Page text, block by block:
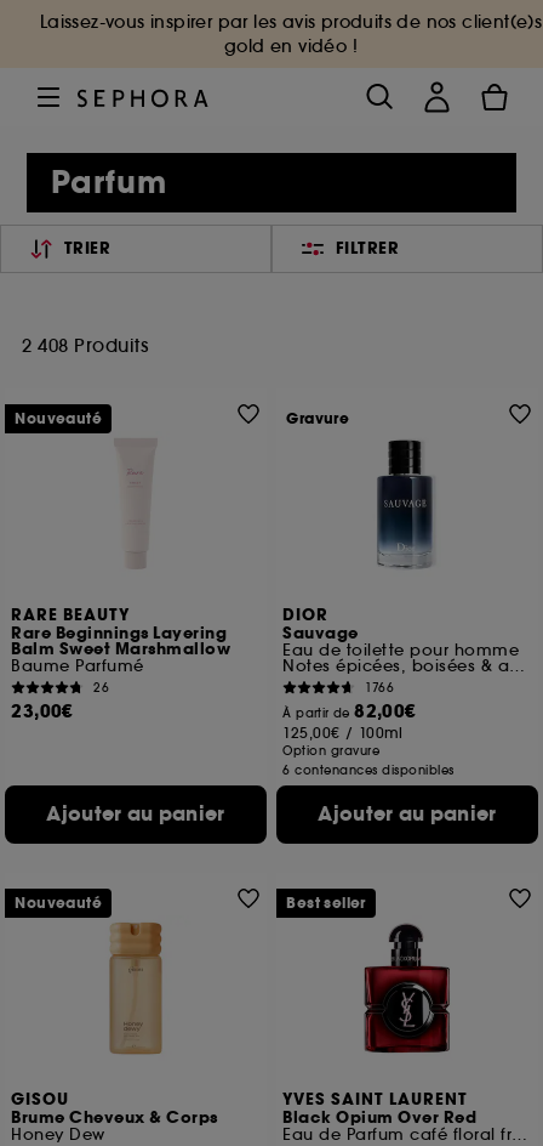
Laissez-vous inspirer par les avis produits de nos client(e)s
gold en vidéo !
Parfum
TRIER FILTRER
2 408 Produits
RARE BEAUTY
Rare Beginnings Layering
Balm Sweet Marshmallow
Baume Parfumé
26
23,00€
Ajouter au panier
Nouveauté
DIOR
Sauvage
Eau de toilette pour homme
Notes épicées, boisées & ambrées
1766
À partir de82,00€
125,00€ / 100ml
Option gravure
6 contenances disponibles
Ajouter au panier
Gravure
GISOU
Brume Cheveux & Corps
Honey Dew
Nouveauté
YVES SAINT LAURENT
Black Opium Over Red
Eau de Parfum café floral fruité pour femme
Best seller